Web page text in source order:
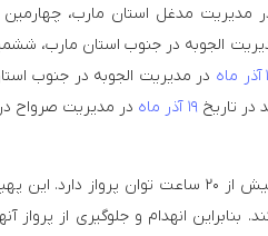
مدیریت مدغل استان مارب، چهارمین
الجوبه در جنوب استان مارب،
در مدیریت الجوبه در جنوب
در تاریخ ۱۹ آذر ماه
در مدیریت صرواح
پهپاد “اسکن ایگل” مجهز به دوربین الکترواپتیکال و مادون قرمز می‌باشد و تا بیش
انهدام و جلوگیری از پرواز